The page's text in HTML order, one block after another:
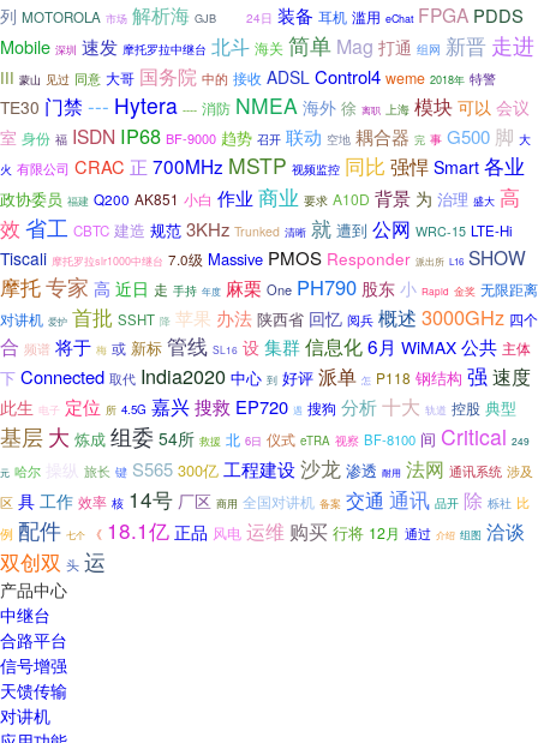
列 MOTOROLA 市场 解析海 GJB 24日 装备 耳机 滥用 eChat FPGA PDDS
Mobile 深圳 速发 摩托罗拉中继台 北斗 海关 简单 Mag 打通 组网 新晋 走进
III 蒙山 见过 同意 大哥 国务院 中的 接收 ADSL Control4 weme 2018年 特警
TE30 门禁 --- Hytera ---- 消防 NMEA海外 徐 离职 上海 模块 可以 会议
室 身份 福 ISDN IP68 BF-9000 趋势 召开 联动 空地 耦合器 完 事 G500 脚 大
火 有限公司 CRAC 正 700MHz MSTP 视频监控 同比 强悍 Smart 各业
政协委员 福建 Q200 AK851 小白 作业 商业 要求 A10D 背景 为 治理 盛大 高
效 省工 CBTC 建造 规范 3KHz Trunked 清晰 就 遭到 公网 WRC-15 LTE-Hi
Tiscali 摩托罗拉slr1000中继台 7.0级 Massive PMOS Responder 派出所 L16 SHOW
摩托专家 高 近日 走 手持 年度 麻栗 One PH790 股东 小 Rapid 金奖 无限距离
对讲机 爱护 首批 SSHT 降 苹果 办法 陕西省 回忆 阅兵 概述 3000GHz 四个
合 频谱 将于 梅 或 新标 管线 SL16 设 集群信息化6月 WiMAX 公共 主体
下 Connected 取代 India2020 中心 到 好评 派单 怎 P118 钢结构 强 速度
此生 电子 定位 所 4.5G 嘉兴搜救 EP720 遇 搜狗 分析十大 轨道 控股 典型
基层 大 炼成 组委 54所 救援 北 6日 仪式 eTRA 视察 BF-8100 间 Critical 249
元 哈尔 操纵 旅长 键 S565 300亿 工程建设沙龙 渗透 耐用 法网 通讯系统 涉及
区 具 工作 效率 核 14号 厂区 商用 全国对讲机 备案 交通 通讯 品开 除 栎社 比
例 配件 七个 《 18.1亿 正品 风电 运维 购买 行将 12月 通过 介绍 组图 洽谈
双创双 头 运
产品中心
中继台
合路平台
信号增强
天馈传输
对讲机